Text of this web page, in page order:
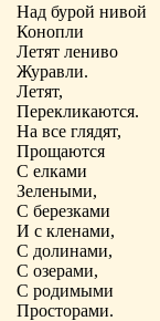
Над бурой нивой
Конопли
Летят лениво
Журавли.
Летят,
Перекликаются.
На все глядят,
Прощаются
С елками
Зелеными,
С березками
И с кленами,
С долинами,
С озерами,
С родимыми
Просторами.